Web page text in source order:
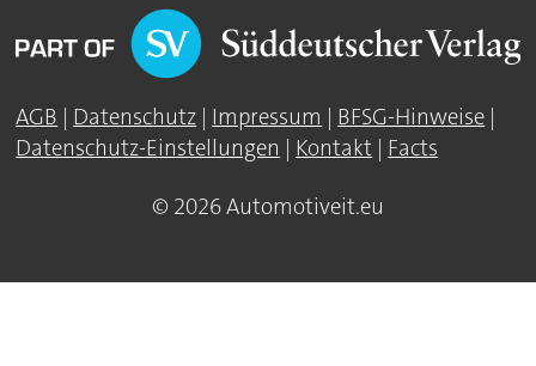
AGB | Datenschutz | Impressum | BFSG-Hinweise |
Datenschutz-Einstellungen | Kontakt | Facts
© 2026 Automotiveit.eu